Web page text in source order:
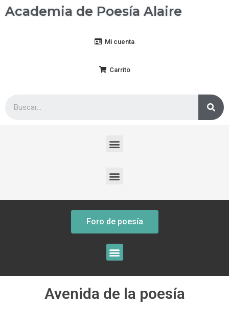
Academia de Poesía Alaire
Mi cuenta
Carrito
Foro de poesía
Avenida de la poesía